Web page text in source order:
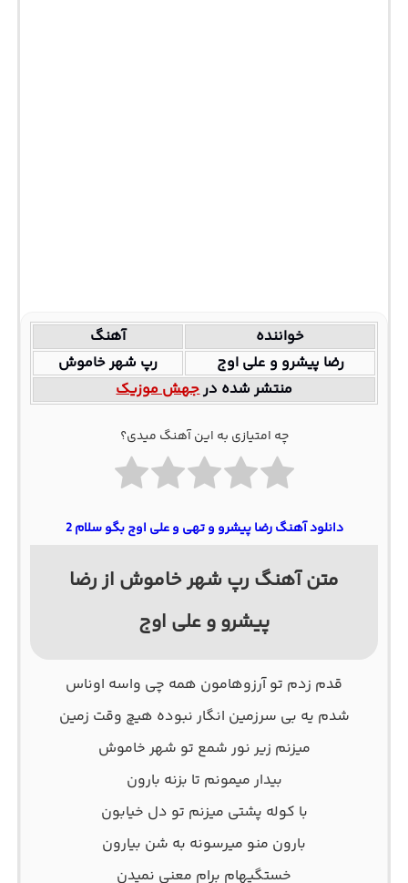
خواننده
آهنگ
رضا پیشرو و علی اوج
رپ شهر خاموش
منتشر شده درجهش موزیک
چه امتیازی به این آهنگ میدی؟
دانلود آهنگ رضا پیشرو و تهی و علی اوج بگو سلام 2
متن آهنگ رپ شهر خاموش از رضا
پیشرو و علی اوج
قدم زدم تو آرزوهامون همه چی واسه اوناس
شدم یه بی سرزمین انگار نبوده هیچ وقت زمین
میزنم زیر نور شمع تو شهر خاموش
بیدار میمونم تا بزنه بارون
با کوله پشتی میزنم تو دل خیابون
بارون منو میرسونه به شن بیارون
خستگیهام برام معنی نمیدن